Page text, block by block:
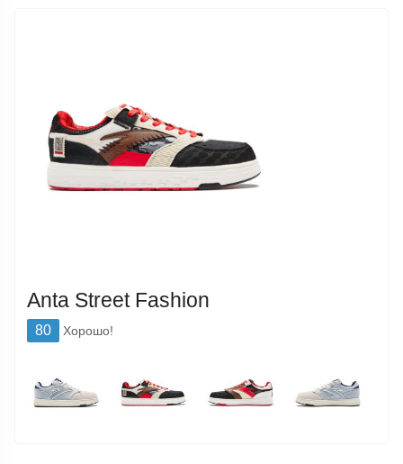
Anta Street Fashion
80 Хорошо!